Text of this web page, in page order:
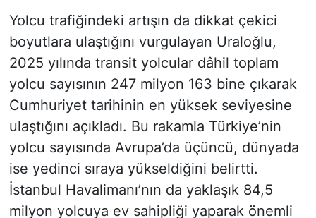
Yolcu trafiğindeki artışın da dikkat çekici
boyutlara ulaştığını vurgulayan Uraloğlu,
2025 yılında transit yolcular dâhil toplam
yolcu sayısının 247 milyon 163 bine çıkarak
Cumhuriyet tarihinin en yüksek seviyesine
ulaştığını açıkladı. Bu rakamla Türkiye’nin
yolcu sayısında Avrupa’da üçüncü, dünyada
ise yedinci sıraya yükseldiğini belirtti.
İstanbul Havalimanı’nın da yaklaşık 84,5
milyon yolcuya ev sahipliği yaparak önemli